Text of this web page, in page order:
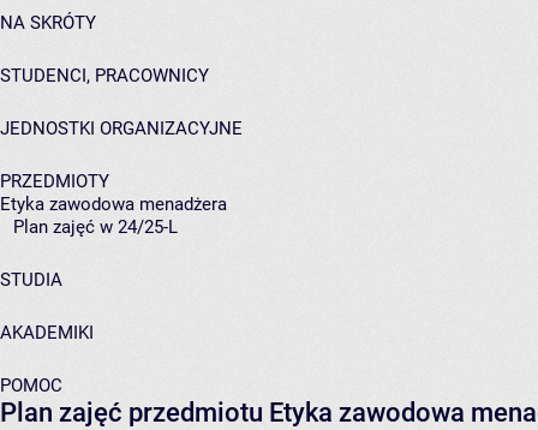
NA SKRÓTY
STUDENCI, PRACOWNICY
JEDNOSTKI ORGANIZACYJNE
PRZEDMIOTY
Etyka zawodowa menadżera
Plan zajęć w 24/25-L
STUDIA
AKADEMIKI
POMOC
Plan zajęć przedmiotu Etyka zawodowa